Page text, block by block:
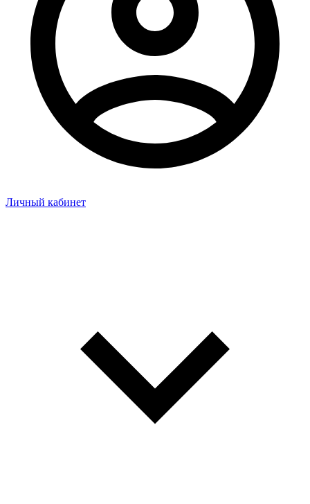
Личный кабинет